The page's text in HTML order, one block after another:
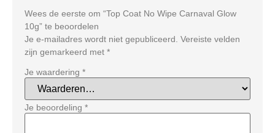
Wees de eerste om “Top Coat No Wipe Carnaval Glow
10g” te beoordelen
Je e-mailadres wordt niet gepubliceerd. Vereiste velden
zijn gemarkeerd met *
Je waardering *
Je beoordeling *